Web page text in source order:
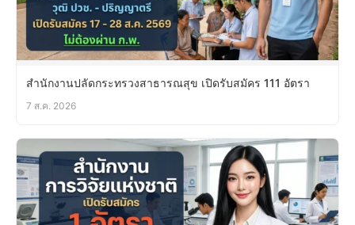
สำนักงานปลัดกระทรวงสาธารณสุข เปิดรับสมัคร 111 อัตรา
7 ส.ค. 2026